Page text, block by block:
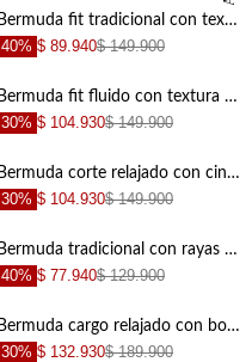
+
+
+
+
+
Bermuda fit tradicional con textura a rayas en rosa pálido para mujer
40% $ 89.940$ 149.900
Bermuda fit fluido con textura amarillo pastel para mujer
30% $ 104.930$ 149.900
Bermuda corte relajado con cinturón lazo en rayas terracota para mujer
30% $ 104.930$ 149.900
Bermuda tradicional con rayas en relieve de terracota para mujer
40% $ 77.940$ 129.900
Bermuda cargo relajado con bolsillos XL en kaki para mujer
30% $ 132.930$ 189.900